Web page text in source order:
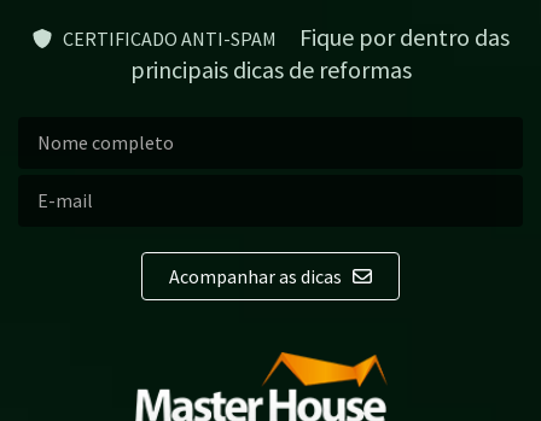
CERTIFICADO ANTI-SPAM
Fique por dentro das
principais dicas de reformas
Acompanhar as dicas